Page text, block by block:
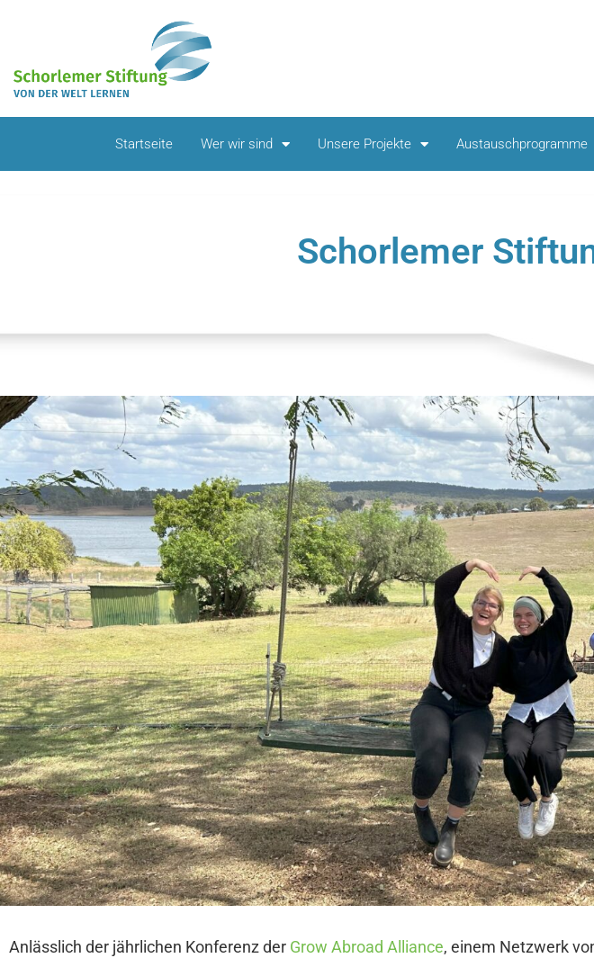
Startseite Wer wir sind Unsere Projekte Austauschprogramme
Schorlemer
Anlässlich der jährlichen Konferenz der Grow Abroad Alliance, einem Netzwerk